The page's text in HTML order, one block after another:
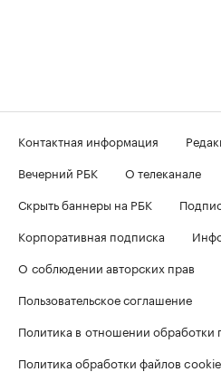
Контактная информация
Вечерний РБК
О телеканале
Скрыть баннеры на РБК
Корпоративная подписка
О соблюдении авторских прав
Пользовательское соглашение
Политика в отношении обработки
Политика обработки файлов cookie